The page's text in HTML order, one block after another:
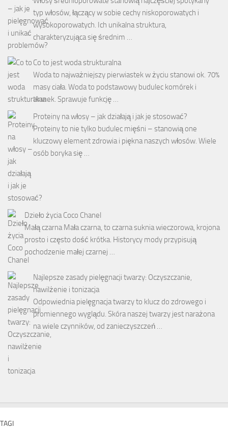
typ włosów, łączący w sobie cechy niskoporowatych i
wysokoporowatych. Ich unikalna struktura,
charakteryzująca się średnim …
Co to jest woda strukturalna
Woda to najważniejszy pierwiastek w życiu stanowi ok. 70%
masy ciała. Woda to podstawowy budulec komórek i
tkanek. Sprawuje funkcję …
Proteiny na włosy – jak działają i jak je stosować?
Proteiny to nie tylko budulec mięśni – stanowią one
kluczowy element zdrowia i piękna naszych włosów. Wiele
osób boryka się …
Dzieło życia Coco Chanel
Małą czarna Mała czarna, to czarna suknia wieczorowa, krojona
prosto i często dość krótka. Historycy mody przypisują
pochodzenie małej czarnej …
Najlepsze zasady pielęgnacji twarzy: Oczyszczanie,
nawilżenie i tonizacja
Odpowiednia pielęgnacja twarzy to klucz do zdrowego i
promiennego wyglądu. Skóra naszej twarzy jest narażona
na wiele czynników, od zanieczyszczeń …
TAGI